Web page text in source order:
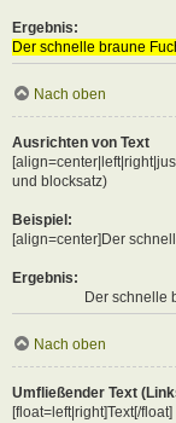
Ergebnis:
Der schnelle braune
Nach oben
Ausrichten von Text
und blocksatz)
Beispiel:
[align=center]Der
Ergebnis:
Der schnelle
Nach oben
Umfließender Text
[float=left|right]Text[/float]